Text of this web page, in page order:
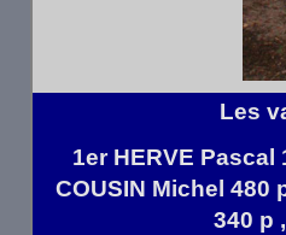
Les
1er HERVE Pascal
COUSIN Michel 480
340 p